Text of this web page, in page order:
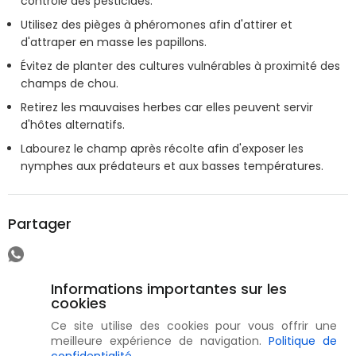
Utilisez des pièges à phéromones afin d'attirer et
d'attraper en masse les papillons.
Évitez de planter des cultures vulnérables à proximité des
champs de chou.
Retirez les mauvaises herbes car elles peuvent servir
d'hôtes alternatifs.
Labourez le champ après récolte afin d'exposer les
nymphes aux prédateurs et aux basses températures.
Partager
Informations importantes sur les
cookies
Ce site utilise des cookies pour vous offrir une
meilleure expérience de navigation. Politique de